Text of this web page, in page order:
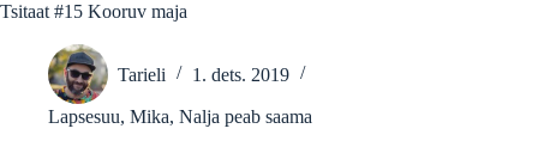
Tsitaat #15 Kooruv maja
Tarieli 1. dets. 2019
Lapsesuu, Mika, Nalja peab saama